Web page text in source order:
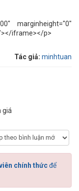
marginheight="0"
iframe></p>
Tác giả: minhtuan
giá
chính thứcđể